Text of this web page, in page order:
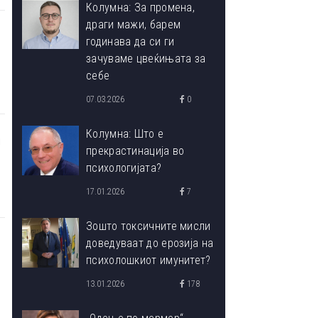
Колумна: За промена,
драги мажи, барем
годинава да си ги
зачуваме цвеќињата за
себе
07.03.2026 0
Колумна: Што е
прекрастинација во
психологијата?
17.01.2026 7
Зошто токсичните мисли
доведуваат до ерозија на
психолошкиот имунитет?
13.01.2026 178